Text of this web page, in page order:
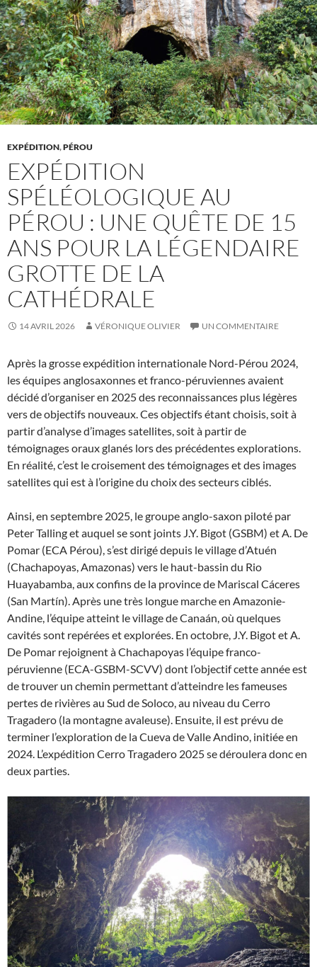
EXPÉDITION,PÉROU
EXPÉDITION
SPÉLÉOLOGIQUE AU
PÉROU : UNE QUÊTE DE 15
ANS POUR LA LÉGENDAIRE
GROTTE DE LA
CATHÉDRALE
14 AVRIL 2026 VÉRONIQUE OLIVIER UN COMMENTAIRE
Après la grosse expédition internationale Nord-Pérou 2024,
les équipes anglosaxonnes et franco-péruviennes avaient
décidé d’organiser en 2025 des reconnaissances plus légères
vers de objectifs nouveaux. Ces objectifs étant choisis, soit à
partir d’analyse d’images satellites, soit à partir de
témoignages oraux glanés lors des précédentes explorations.
En réalité, c’est le croisement des témoignages et des images
satellites qui est à l’origine du choix des secteurs ciblés.
Ainsi, en septembre 2025, le groupe anglo-saxon piloté par
Peter Talling et auquel se sont joints J.Y. Bigot (GSBM) et A. De
Pomar (ECA Pérou), s’est dirigé depuis le village d’Atuén
(Chachapoyas, Amazonas) vers le haut-bassin du Rio
Huayabamba, aux confins de la province de Mariscal Cáceres
(San Martín). Après une très longue marche en Amazonie-
Andine, l’équipe atteint le village de Canaán, où quelques
cavités sont repérées et explorées. En octobre, J.Y. Bigot et A.
De Pomar rejoignent à Chachapoyas l’équipe franco-
péruvienne (ECA-GSBM-SCVV) dont l’objectif cette année est
de trouver un chemin permettant d’atteindre les fameuses
pertes de rivières au Sud de Soloco, au niveau du Cerro
Tragadero (la montagne avaleuse). Ensuite, il est prévu de
terminer l’exploration de la Cueva de Valle Andino, initiée en
2024. L’expédition Cerro Tragadero 2025 se déroulera donc en
deux parties.